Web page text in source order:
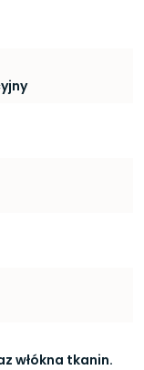
włókna tkanin.